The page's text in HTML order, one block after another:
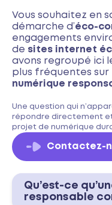
Vous souhaitez en
démarche d’éco-
engagements
de sites internet
avons regroupé ici
plus fréquentes
numérique
Une question qui
répondre directement
projet de numérique
Contactez-
Qu’est-ce
responsable